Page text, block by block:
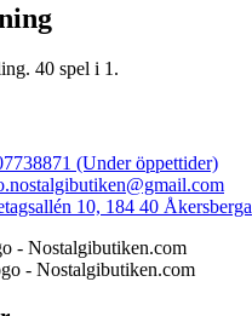
40 spel i 1.
(Under öppettider)
10, 184 40 Åkersberga